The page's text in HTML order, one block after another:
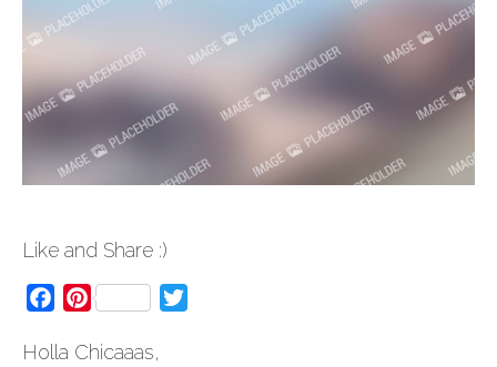
Like and Share :)
FacebookPinterest
Holla Chicaaas,